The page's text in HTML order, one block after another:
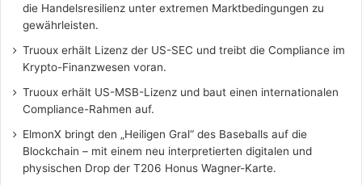
die Handelsresilienz unter extremen Marktbedingungen zu
gewährleisten.
Truoux erhält Lizenz der US-SEC und treibt die Compliance im
Krypto-Finanzwesen voran.
Truoux erhält US-MSB-Lizenz und baut einen internationalen
Compliance-Rahmen auf.
ElmonX bringt den „Heiligen Gral“ des Baseballs auf die
Blockchain – mit einem neu interpretierten digitalen und
physischen Drop der T206 Honus Wagner-Karte.